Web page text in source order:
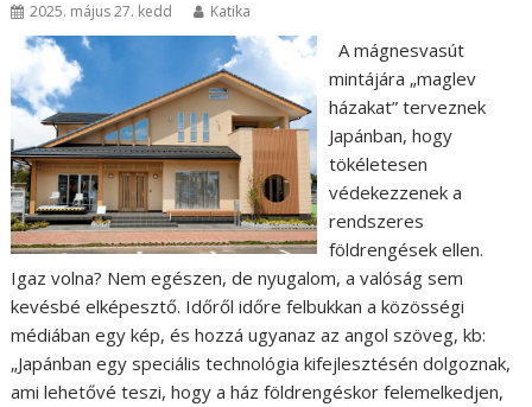
2025. május 27. kedd Katika
A mágnesvasút
mintájára „maglev
házakat” terveznek
Japánban, hogy
tökéletesen
védekezzenek a
rendszeres
földrengések ellen.
Igaz volna? Nem egészen, de nyugalom, a valóság sem
kevésbé elképesztő. Időről időre felbukkan a közösségi
médiában egy kép, és hozzá ugyanaz az angol szöveg, kb:
„Japánban egy speciális technológia kifejlesztésén dolgoznak,
ami lehetővé teszi, hogy a ház földrengéskor felemelkedjen,